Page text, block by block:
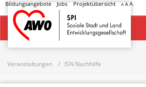
Bildungsangebote Jobs Projektübersicht A AA
Startseite
Veranstaltungen ISN Nachhilfe